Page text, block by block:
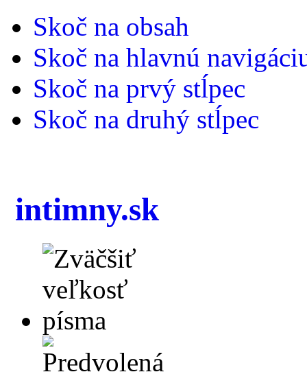
Skoč na obsah
Skoč na hlavnú
Skoč na prvý stĺpec
Skoč na druhý stĺpec
intimny.sk